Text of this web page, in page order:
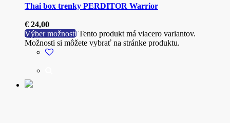
Thai box trenky PERDITOR Warrior
€ 24,00
Výber možností Tento produkt má viacero variantov.
Možnosti si môžete vybrať na stránke produktu.